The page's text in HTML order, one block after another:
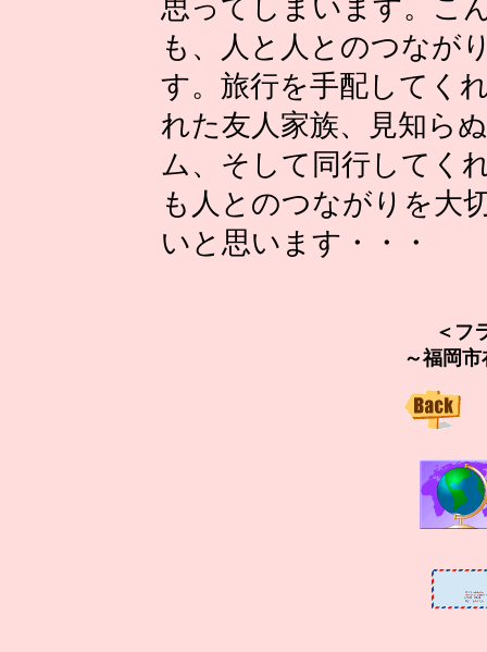
思ってしまいます。こ
も、人と人とのつなが
す。旅行を手配してく
れた友人家族、見知ら
ム、そして同行してく
も人とのつながりを大
いと思います・・・
＜フ
～福岡